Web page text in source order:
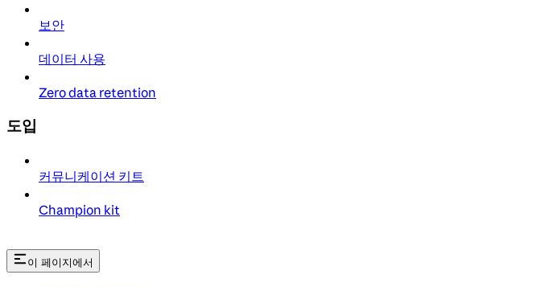
보안
데이터 사용
Zero data retention
도입
커뮤니케이션 키트
Champion kit
이 페이지에서